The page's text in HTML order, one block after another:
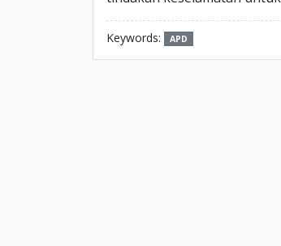
Keywords: APD